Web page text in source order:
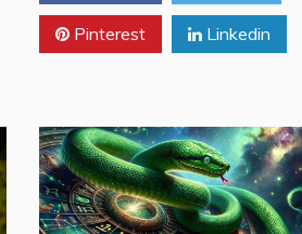
Pinterest Linkedin